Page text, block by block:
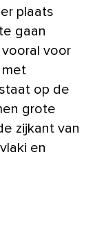
plaats
gaan
voor
met
op de
grote
zijkant van
en